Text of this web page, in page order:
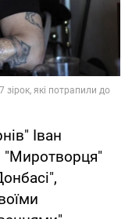
Іван
"Миротворця"